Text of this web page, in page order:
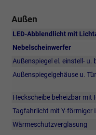
Außen
LED-Abblendlicht mit
Nebelscheinwerfer
Außenspiegel el. einstell- u.
Außenspiegelgehäuse u.
Heckscheibe beheizbar mit
Tagfahrlicht mit Y-förmiger
Wärmeschutzverglasung